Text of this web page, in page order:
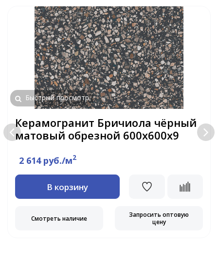
Быстрый просмотр
Керамогранит Бричиола чёрный
матовый обрезной 600x600x9
2 614 руб./м2
В корзину
Смотреть наличие
Запросить оптовую
цену